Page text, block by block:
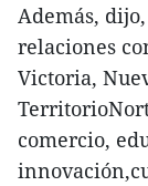
Además,
relaciones
Victoria,
comercio,